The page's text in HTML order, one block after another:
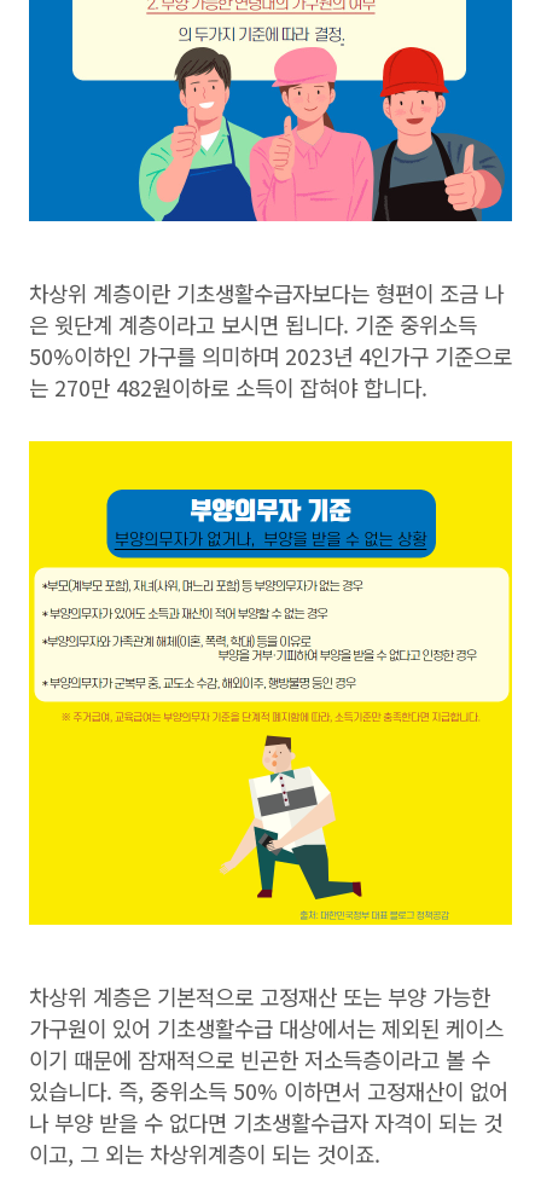
차상위 계층이란 기초생활수급자보다는 형편이 조금 나
은 윗단계 계층이라고 보시면 됩니다. 기준 중위소득
50%이하인 가구를 의미하며 2023년 4인가구 기준으로
는 270만 482원이하로 소득이 잡혀야 합니다.
차상위 계층은 기본적으로 고정재산 또는 부양 가능한
가구원이 있어 기초생활수급 대상에서는 제외된 케이스
이기 때문에 잠재적으로 빈곤한 저소득층이라고 볼 수
있습니다. 즉, 중위소득 50% 이하면서 고정재산이 없어
나 부양 받을 수 없다면 기초생활수급자 자격이 되는 것
이고, 그 외는 차상위계층이 되는 것이죠.